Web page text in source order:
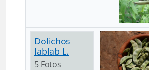
Dolichos
lablab L.
5 Fotos